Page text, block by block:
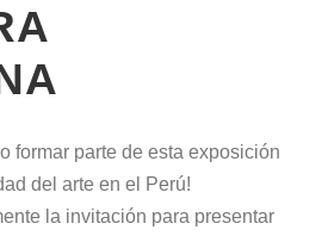
formar parte de esta exposición
del arte en el Perú!
la invitación para presentar